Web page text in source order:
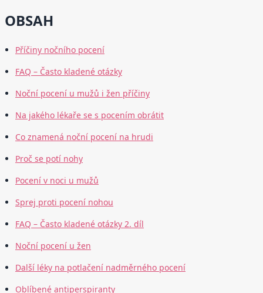
OBSAH
Příčiny nočního pocení
FAQ – Často kladené otázky
Noční pocení u mužů i žen příčiny
Na jakého lékaře se s pocením obrátit
Co znamená noční pocení na hrudi
Proč se potí nohy
Pocení v noci u mužů
Sprej proti pocení nohou
FAQ – Často kladené otázky 2. díl
Noční pocení u žen
Další léky na potlačení nadměrného pocení
Oblíbené antiperspiranty